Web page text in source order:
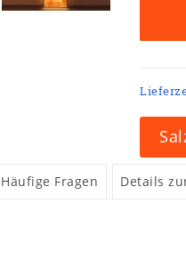
Häufige Fragen Details